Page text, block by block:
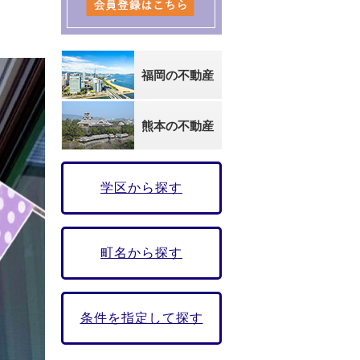
福岡の不動産
熊本の不動産
学区から探す
町名から探す
条件を指定して探す